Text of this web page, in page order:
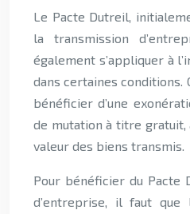
Le Pacte Dutreil,
la transmission
également s’appliquer à
dans certaines
bénéficier d’une
de mutation à titre gratuit,
valeur des biens transmis.
Pour bénéficier du Pacte
d’entreprise, il faut que